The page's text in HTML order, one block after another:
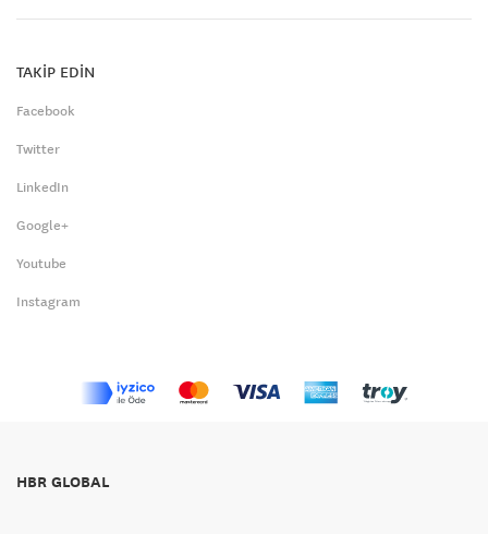
TAKİP EDİN
Facebook
Twitter
LinkedIn
Google+
Youtube
Instagram
HBR GLOBAL